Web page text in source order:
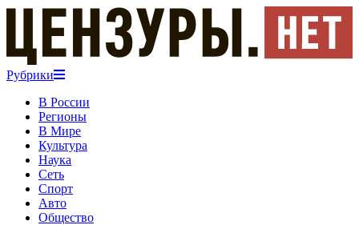
Рубрики
В России
Регионы
В Мире
Культура
Наука
Сеть
Спорт
Авто
Общество